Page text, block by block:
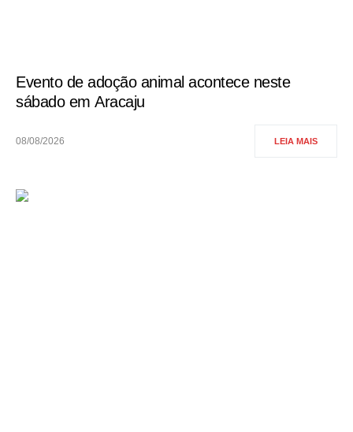
Evento de adoção animal acontece neste
sábado em Aracaju
08/08/2026 LEIA MAIS